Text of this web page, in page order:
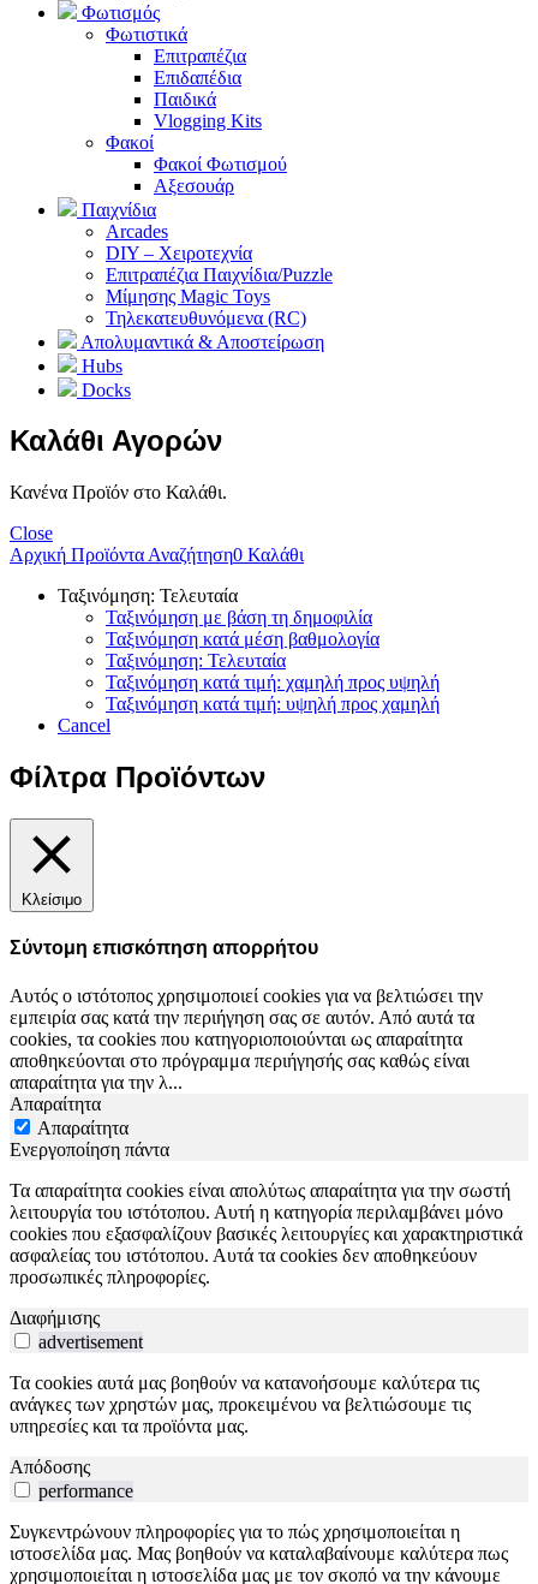
Φωτισμός
Φωτιστικά
Επιτραπέζια
Επιδαπέδια
Παιδικά
Vlogging Kits
Φακοί
Φακοί Φωτισμού
Αξεσουάρ
Παιχνίδια
Arcades
DIY – Χειροτεχνία
Επιτραπέζια Παιχνίδια/Puzzle
Μίμησης Magic Toys
Τηλεκατευθυνόμενα (RC)
Απολυμαντικά & Αποστείρωση
Hubs
Docks
Καλάθι Αγορών
Κανένα Προϊόν στο Καλάθι.
Close
Αρχική Προϊόντα Αναζήτηση0 Καλάθι
Ταξινόμηση: Τελευταία
Ταξινόμηση με βάση τη δημοφιλία
Ταξινόμηση κατά μέση βαθμολογία
Ταξινόμηση: Τελευταία
Ταξινόμηση κατά τιμή: χαμηλή προς υψηλή
Ταξινόμηση κατά τιμή: υψηλή προς χαμηλή
Cancel
Φίλτρα Προϊόντων
Κλείσιμο
Σύντομη επισκόπηση απορρήτου
Αυτός ο ιστότοπος χρησιμοποιεί cookies για να βελτιώσει την
εμπειρία σας κατά την περιήγηση σας σε αυτόν. Από αυτά τα
cookies, τα cookies που κατηγοριοποιούνται ως απαραίτητα
αποθηκεύονται στο πρόγραμμα περιήγησής σας καθώς είναι
απαραίτητα για την λ...
Απαραίτητα
Απαραίτητα
Ενεργοποίηση πάντα
Τα απαραίτητα cookies είναι απολύτως απαραίτητα για την σωστή
λειτουργία του ιστότοπου. Αυτή η κατηγορία περιλαμβάνει μόνο
cookies που εξασφαλίζουν βασικές λειτουργίες και χαρακτηριστικά
ασφαλείας του ιστότοπου. Αυτά τα cookies δεν αποθηκεύουν
προσωπικές πληροφορίες.
Διαφήμισης
advertisement
Τα cookies αυτά μας βοηθούν να κατανοήσουμε καλύτερα τις
ανάγκες των χρηστών μας, προκειμένου να βελτιώσουμε τις
υπηρεσίες και τα προϊόντα μας.
Απόδοσης
performance
Συγκεντρώνουν πληροφορίες για το πώς χρησιμοποιείται η
ιστοσελίδα μας. Μας βοηθούν να καταλαβαίνουμε καλύτερα πως
χρησιμοποιείται η ιστοσελίδα μας με τον σκοπό να την κάνουμε